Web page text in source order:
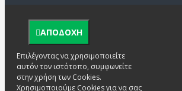
ΑΠΟΔΟΧΗ
Επιλέγοντας να χρησιμοποιείτε
αυτόν τον ιστότοπο, συμφωνείτε
στην χρήση των Cookies.
Χρησιμοποιούμε Cookies για να σας